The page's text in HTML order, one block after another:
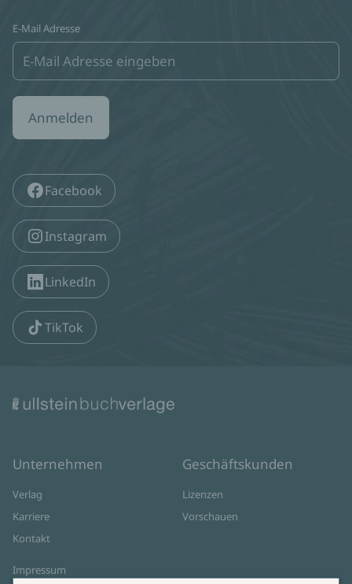
E-Mail Adresse
Anmelden
Facebook
Instagram
LinkedIn
TikTok
Unternehmen
Verlag
Karriere
Kontakt
Impressum
Geschäftskunden
Lizenzen
Vorschauen